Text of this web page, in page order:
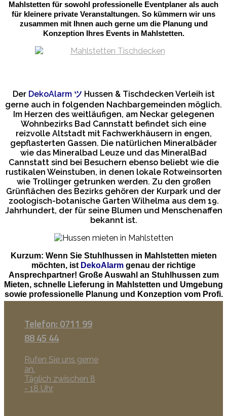
Mahlstetten für sowohl professionelle Eventplaner als auch
für kleinere private Veranstaltungen. So kümmern wir uns
zusammen mit Ihnen auch gerne um die Planung und
Konzeption Ihres Events in Mahlstetten.
Der DekoAlarm ツ Hussen & Tischdecken Verleih ist
gerne auch in folgenden Nachbargemeinden möglich.
Im Herzen des weitläufigen, am Neckar gelegenen
Wohnbezirks Bad Cannstatt befindet sich eine
reizvolle Altstadt mit Fachwerkhäusern in engen,
gepflasterten Gassen. Die natürlichen Mineralbäder
wie das Mineralbad Leuze und das MineralBad
Cannstatt sind bei Besuchern ebenso beliebt wie die
rustikalen Weinstuben, in denen lokale Rotweinsorten
wie Trollinger getrunken werden. Zu den großen
Grünflächen des Bezirks gehören der Kurpark und der
zoologisch-botanische Garten Wilhelma aus dem 19.
Jahrhundert, der für seine Blumen und Menschenaffen
bekannt ist.
Kurzum: Wenn Sie Stuhlhussen in Mahlstetten mieten
möchten, ist DekoAlarm genau der richtige
Ansprechpartner! Große Auswahl an Stuhlhussen zum
Mieten, schnelle Lieferung in Mahlstetten und Umgebung
sowie professionelle Planung und Konzeption vom Profi.
Telefon: 0711 99
88 45 44
Rufen Sie uns gerne
an.
Täglich zwischen 8
- 18 Uhr